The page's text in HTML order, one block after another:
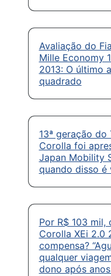
Avaliação do
Mille Economy
2013: O último
quadrado
13ª geração do
Corolla foi
Japan Mobility
quando disso é
Por R$ 103 mil,
Corolla XEi 2.0
compensa?
qualquer
dono após